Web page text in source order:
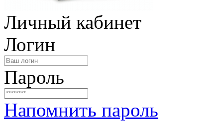
Личный кабинет
Логин
Пароль
Напомнить пароль